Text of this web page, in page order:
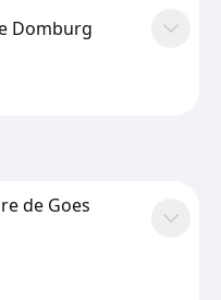
Domburg
de Goes